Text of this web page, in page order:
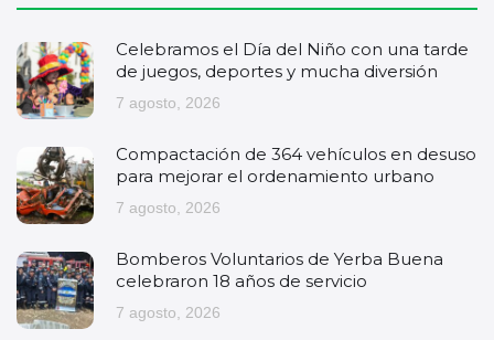
Celebramos el Día del Niño con una tarde
de juegos, deportes y mucha diversión
7 agosto, 2026
Compactación de 364 vehículos en desuso
para mejorar el ordenamiento urbano
7 agosto, 2026
Bomberos Voluntarios de Yerba Buena
celebraron 18 años de servicio
7 agosto, 2026